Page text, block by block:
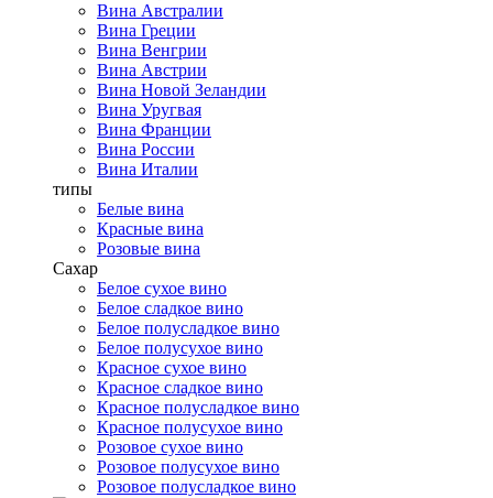
Вина Австралии
Вина Греции
Вина Венгрии
Вина Австрии
Вина Новой Зеландии
Вина Уругвая
Вина Франции
Вина России
Вина Италии
типы
Белые вина
Красные вина
Розовые вина
Сахар
Белое сухое вино
Белое сладкое вино
Белое полусладкое вино
Белое полусухое вино
Красное сухое вино
Красное сладкое вино
Красное полусладкое вино
Красное полусухое вино
Розовое сухое вино
Розовое полусухое вино
Розовое полусладкое вино